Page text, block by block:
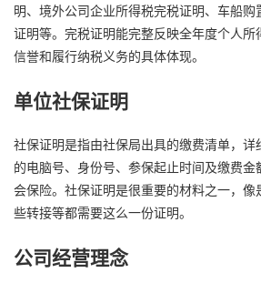
明、境外公司企业所得税完税证明、车船
证明等。完税证明能完整反映全年度个人所
信誉和履行纳税义务的具体体现。
单位社保证明
社保证明是指由社保局出具的缴费清单，详
的电脑号、身份号、参保起止时间及缴费
会保险。社保证明是很重要的材料之一，
些转接等都需要这么一份证明。
公司经营理念